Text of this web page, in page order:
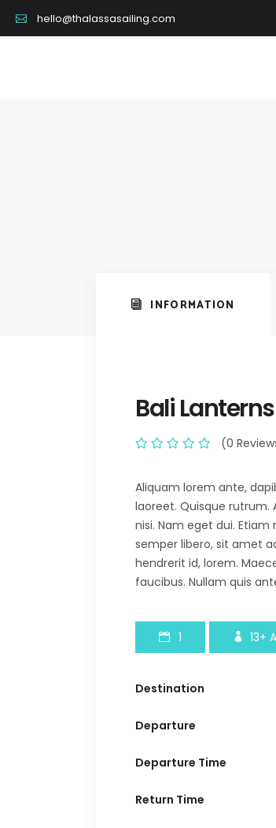
hello@thalassasailing.com
INFORMATION
Bali Lanterns
(0
Aliquam lorem ante,
laoreet. Quisque rutrum.
nisi. Nam eget dui.
semper libero, sit amet
hendrerit id, lorem.
faucibus. Nullam quis
1 13+
Destination
Departure
Departure Time
Return Time